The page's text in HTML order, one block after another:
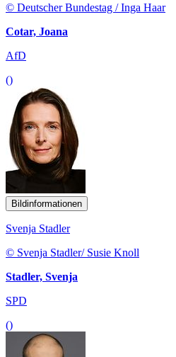
© Deutscher Bundestag / Inga Haar
Cotar, Joana
AfD
()
Bildinformationen
Svenja Stadler
© Svenja Stadler/ Susie Knoll
Stadler, Svenja
SPD
()